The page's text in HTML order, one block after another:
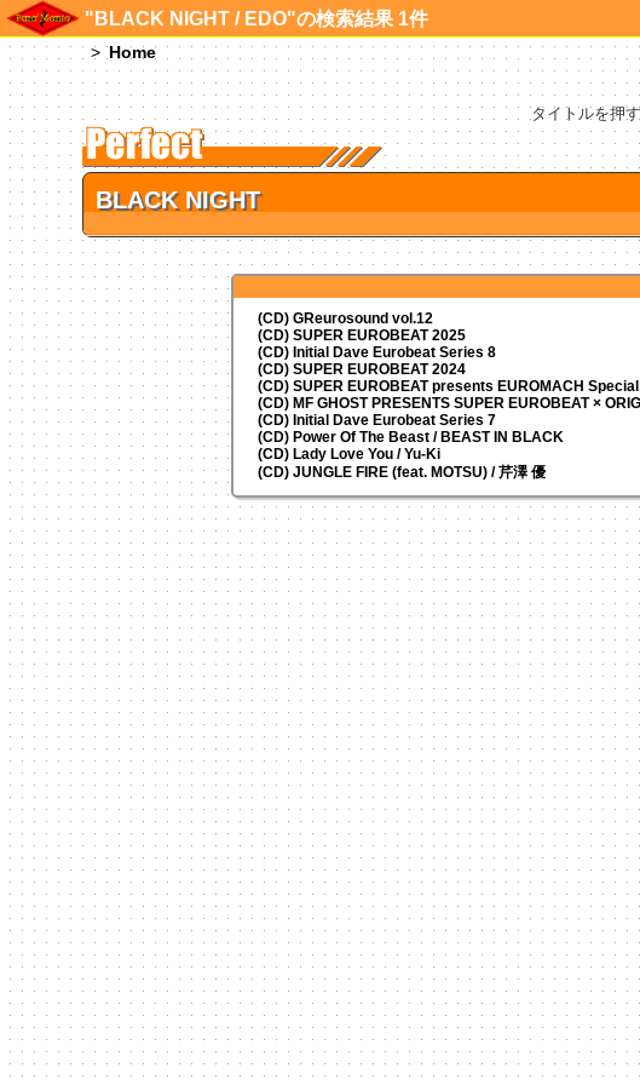
"BLACK NIGHT / EDO"の検索結果 1件
Home
タイトルを押
BLACK NIGHT
(CD) GReurosound vol.12
(CD) SUPER EUROBEAT 2025
(CD) Initial Dave Eurobeat Series 8
(CD) SUPER EUROBEAT 2024
(CD)SUPER EUROBEAT presentsEUROMACH
(CD) MF GHOST PRESENTS SUPER EUROBEAT ×
(CD) Initial Dave Eurobeat Series 7
(CD) Power Of The Beast / BEAST IN BLACK
(CD) Lady Love You / Yu-Ki
(CD) JUNGLE FIRE (feat. MOTSU) / 芹澤 優